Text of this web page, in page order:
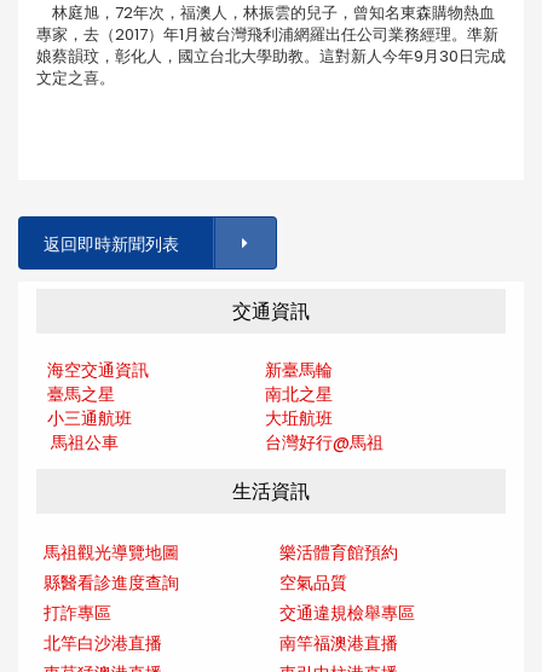
林庭旭，72年次，福澳人，林振雲的兒子，曾知名東森購物熱血
專家，去（2017）年1月被台灣飛利浦網羅出任公司業務經理。準新
娘蔡韻玟，彰化人，國立台北大學助教。這對新人今年9月30日完成
文定之喜。
返回即時新聞列表
交通資訊
海空交通資訊
新臺馬輪
臺馬之星
南北之星
小三通航班
大坵航班
馬祖公車
台灣好行@馬祖
生活資訊
馬祖觀光導覽地圖
樂活體育館預約
縣醫看診進度查詢
空氣品質
打詐專區
交通違規檢舉專區
北竿白沙港直播
南竿福澳港直播